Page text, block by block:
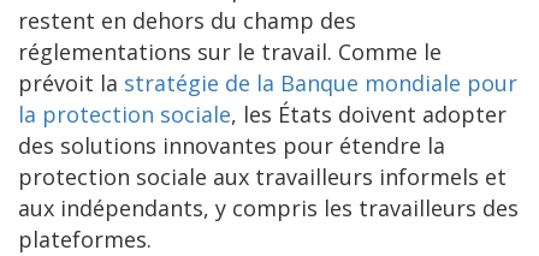
restent en dehors du champ des
réglementations sur le travail. Comme le
prévoit la stratégie de la Banque mondiale pour
la protection sociale, les États doivent adopter
des solutions innovantes pour étendre la
protection sociale aux travailleurs informels et
aux indépendants, y compris les travailleurs des
plateformes.